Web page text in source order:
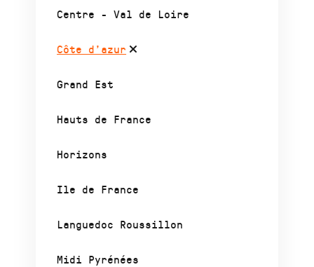
Centre - Val de Loire
Côte d’azur
Grand Est
Hauts de France
Horizons
Ile de France
Languedoc Roussillon
Midi Pyrénées